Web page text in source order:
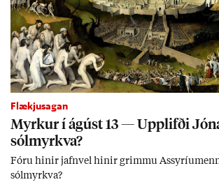
Flækjusagan
Myrk­ur í ág­úst 13 — Upp­lifði
sól­myrkva?
Fóru hinir jafn­vel hinir grimmu Ass­yríu­menn
sól­myrkva?